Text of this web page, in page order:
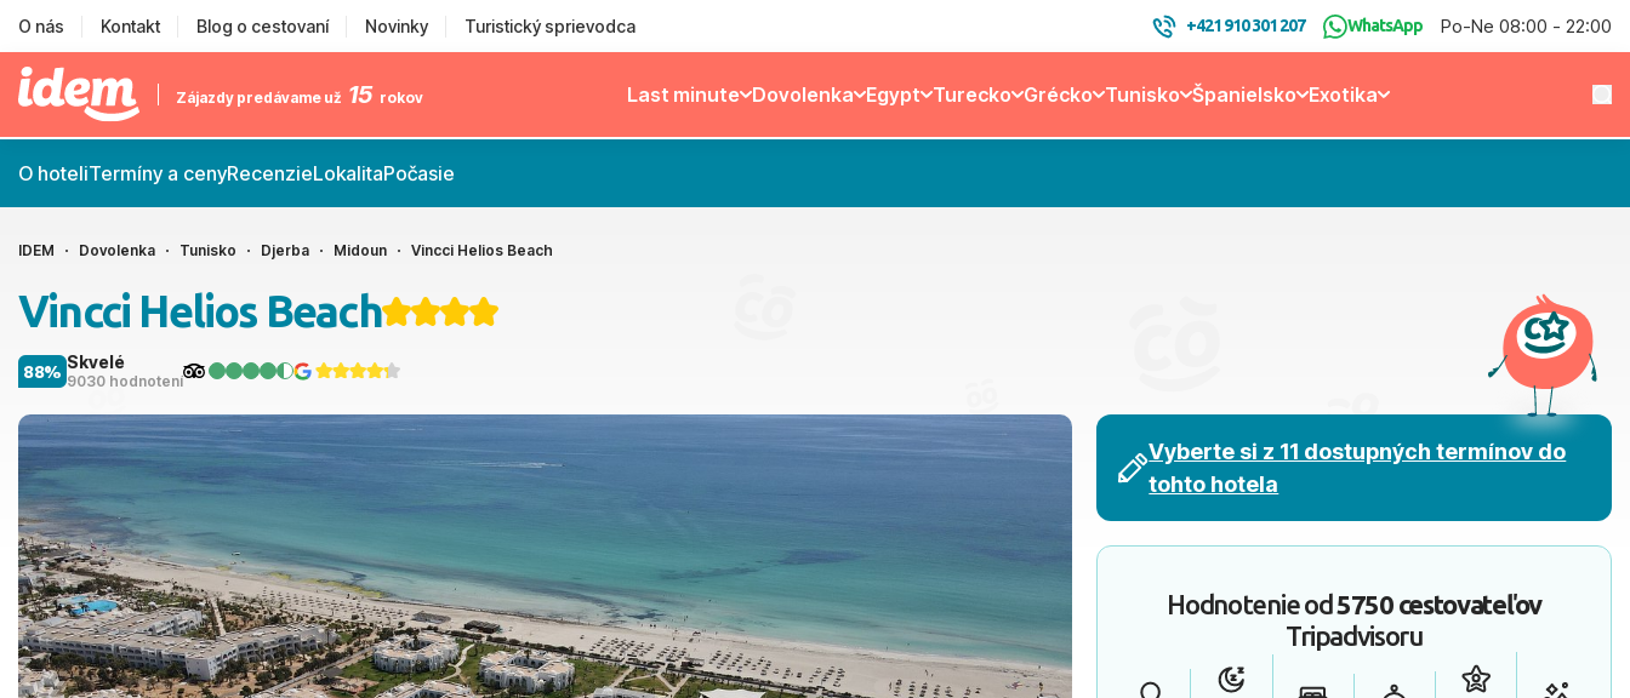
O nás Kontakt Blog o cestovaní Novinky Turistický sprievodca +421 910 301 207 WhatsApp Po-Ne 08:00 - 22:00
Zájazdy predávame už 15 rokov Last minute Dovolenka Egypt Turecko Grécko Tunisko Španielsko Exotika
O hoteliTermíny a cenyRecenzieLokalitaPočasie
IDEM Dovolenka Tunisko Djerba Midoun Vincci Helios Beach
Vincci Helios Beach
Skvelé
9030 hodnotení
88%
Vyberte si z 11 dostupných termínov do
tohto hotela
Hodnotenie od5750 cestovateľov
Tripadvisoru